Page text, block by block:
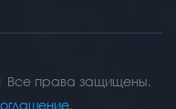
права защищены.
.